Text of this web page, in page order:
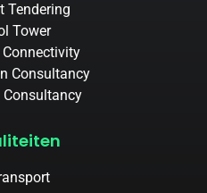
Tendering
Tower
Connectivity
Consultancy